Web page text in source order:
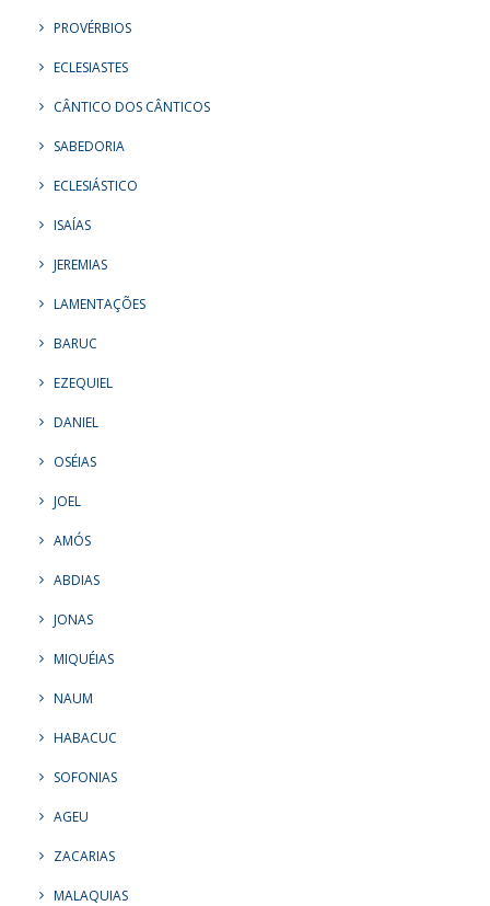
PROVÉRBIOS
ECLESIASTES
CÂNTICO DOS CÂNTICOS
SABEDORIA
ECLESIÁSTICO
ISAÍAS
JEREMIAS
LAMENTAÇÕES
BARUC
EZEQUIEL
DANIEL
OSÉIAS
JOEL
AMÓS
ABDIAS
JONAS
MIQUÉIAS
NAUM
HABACUC
SOFONIAS
AGEU
ZACARIAS
MALAQUIAS